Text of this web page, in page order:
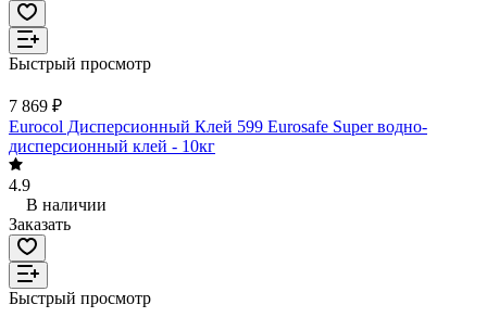
Быстрый просмотр
7 869 ₽
Eurocol Дисперсионный Клей 599 Eurosafe Super водно-
дисперсионный клей - 10кг
4.9
В наличии
Заказать
Быстрый просмотр